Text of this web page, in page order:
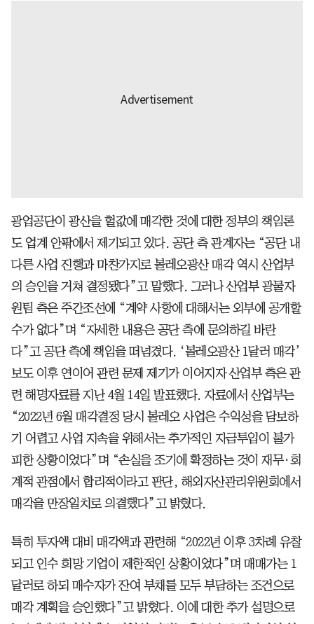
광업공단이 광산을 헐값에 매각한 것에 대한 정부의 책임론
도 업계 안팎에서 제기되고 있다. 공단 측 관계자는 “공단 내
다른 사업 진행과 마찬가지로 볼레오광산 매각 역시 산업부
의 승인을 거쳐 결정됐다”고 말했다. 그러나 산업부 광물자
원팀 측은 주간조선에 “계약 사항에 대해서는 외부에 공개할
수가 없다”며 “자세한 내용은 공단 측에 문의하길 바란
다”고 공단 측에 책임을 떠넘겼다. ‘볼레오광산 1달러 매각’
보도 이후 연이어 관련 문제 제기가 이어지자 산업부 측은 관
련 해명자료를 지난 4월 14일 발표했다. 자료에서 산업부는
“2022년 6월 매각결정 당시 볼레오 사업은 수익성을 담보하
기 어렵고 사업 지속을 위해서는 추가적인 자금투입이 불가
피한 상황이었다”며 “손실을 조기에 확정하는 것이 재무·회
계적 관점에서 합리적이라고 판단, 해외자산관리위원회에서
매각을 만장일치로 의결했다”고 밝혔다.
특히 투자액 대비 매각액과 관련해 “2022년 이후 3차례 유찰
되고 인수 희망 기업이 제한적인 상황이었다”며 매매가는 1
달러로 하되 매수자가 잔여 부채를 모두 부담하는 조건으로
매각 계획을 승인했다”고 밝혔다. 이에 대한 추가 설명으로